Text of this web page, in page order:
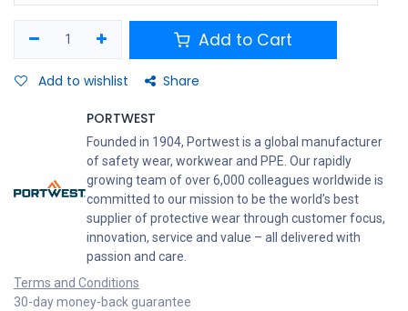
Add to Cart
Add to wishlist Share
PORTWEST
Founded in 1904, Portwest is a global manufacturer
of safety wear, workwear and PPE. Our rapidly
growing team of over 6,000 colleagues worldwide is
committed to our mission to be the world’s best
supplier of protective wear through customer focus,
innovation, service and value – all delivered with
passion and care.
Terms and Conditions
30-day money-back guarantee